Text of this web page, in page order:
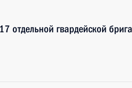
отдельной гвардейской